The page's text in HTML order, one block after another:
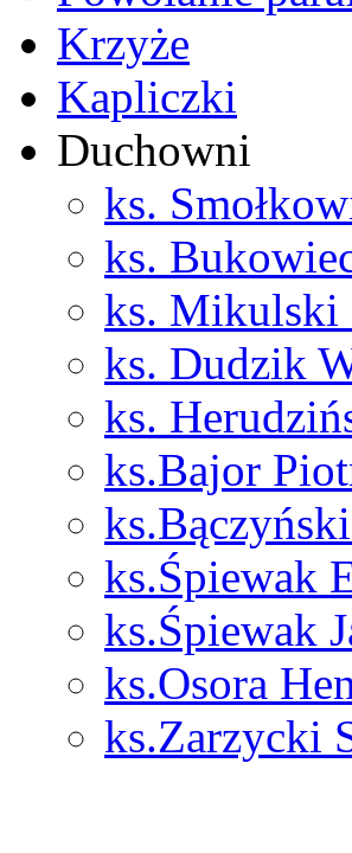
Krzyże
Kapliczki
Duchowni
ks.
ks.
ks. Mikulski
ks. Dudzik
ks.
ks.Bajor
ks.Śpiewak
ks.Śpiewak
ks.Osora
ks.Zarzycki